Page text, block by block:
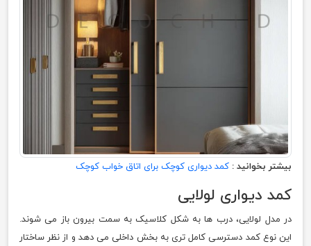
بیشتر بخوانید : کمد دیواری کوچک برای اتاق خواب کوچک
کمد دیواری لولایی
در مدل لولایی، درب ها به شکل کلاسیک به سمت بیرون باز می شوند.
این نوع کمد دسترسی کامل تری به بخش داخلی می دهد و از نظر ساختار